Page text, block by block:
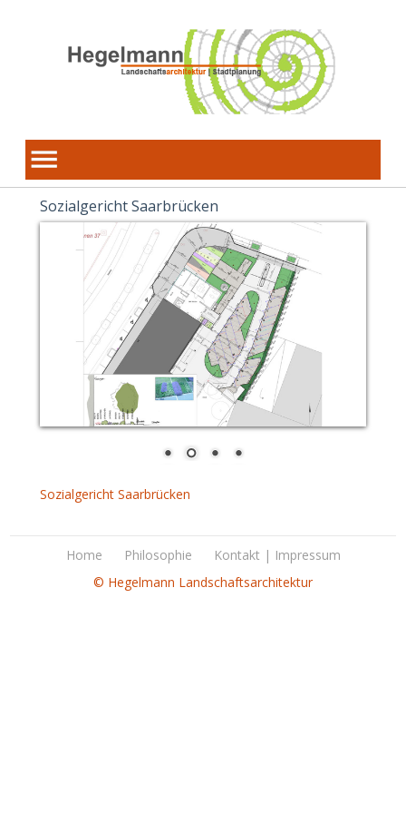
Sozialgericht Saarbrücken
Sozialgericht Saarbrücken
Home Philosophie
Kontakt | Impressum
© Hegelmann Landschaftsarchitektur